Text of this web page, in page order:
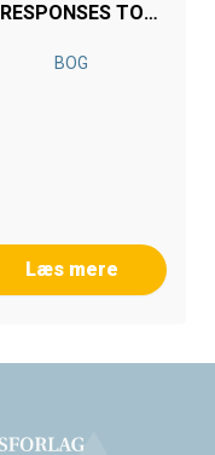
RESPONSES TO
BOG
Læs mere